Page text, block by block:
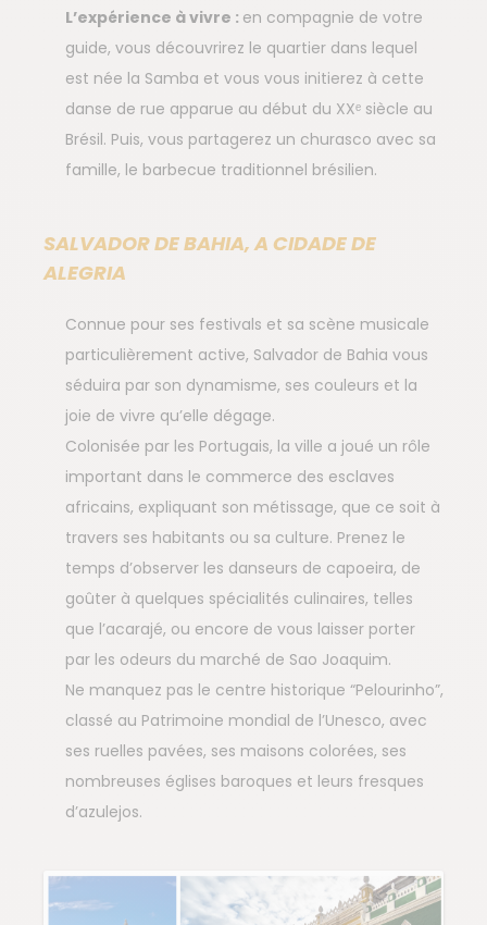
L’expérience à vivre : en compagnie de votre
guide, vous découvrirez le quartier dans lequel
est née la Samba et vous vous initierez à cette
danse de rue apparue au début du XXᵉ siècle au
Brésil. Puis, vous partagerez un churasco avec sa
famille, le barbecue traditionnel brésilien.
SALVADOR DE BAHIA, A CIDADE DE
ALEGRIA
Connue pour ses festivals et sa scène musicale
particulièrement active, Salvador de Bahia vous
séduira par son dynamisme, ses couleurs et la
joie de vivre qu’elle dégage.
Colonisée par les Portugais, la ville a joué un rôle
important dans le commerce des esclaves
africains, expliquant son métissage, que ce soit à
travers ses habitants ou sa culture. Prenez le
temps d’observer les danseurs de capoeira, de
goûter à quelques spécialités culinaires, telles
que l’acarajé, ou encore de vous laisser porter
par les odeurs du marché de Sao Joaquim.
Ne manquez pas le centre historique “Pelourinho”,
classé au Patrimoine mondial de l’Unesco, avec
ses ruelles pavées, ses maisons colorées, ses
nombreuses églises baroques et leurs fresques
d’azulejos.